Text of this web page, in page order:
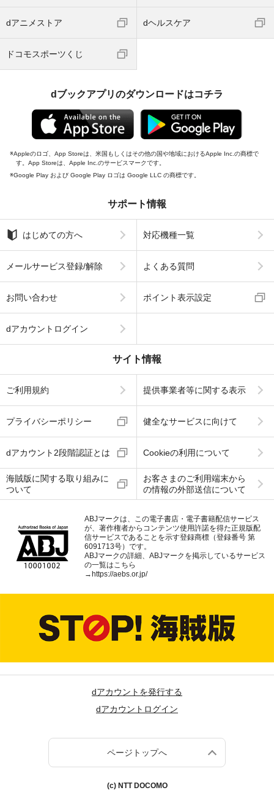
dアニメストア dヘルスケア
ドコモスポーツくじ
dブックアプリのダウンロードはコチラ
Appleのロゴ、App Storeは、米国もしくはその他の国や地域におけるApple Inc.の商標で
す。App Storeは、Apple Inc.のサービスマークです。
Google Play および Google Play ロゴは Google LLC の商標です。
サポート情報
はじめての方へ 対応機種一覧
メールサービス登録/解除 よくある質問
お問い合わせ ポイント表示設定
dアカウントログイン
サイト情報
ご利用規約 提供事業者等に関する表示
プライバシーポリシー 健全なサービスに向けて
dアカウント2段階認証とは Cookieの利用について
海賊版に関する取り組みに
ついて
お客さまのご利用端末から
の情報の外部送信について
ABJマークは、この電子書店・電子書籍配信サービス
が、著作権者からコンテンツ使用許諾を得た正規版配
信サービスであることを示す登録商標（登録番号 第
6091713号）です。
ABJマークの詳細、ABJマークを掲示しているサービス
の一覧はこちら
→ https://aebs.or.jp/
dアカウントを発行する
dアカウントログイン
ページトップへ
(c) NTT DOCOMO